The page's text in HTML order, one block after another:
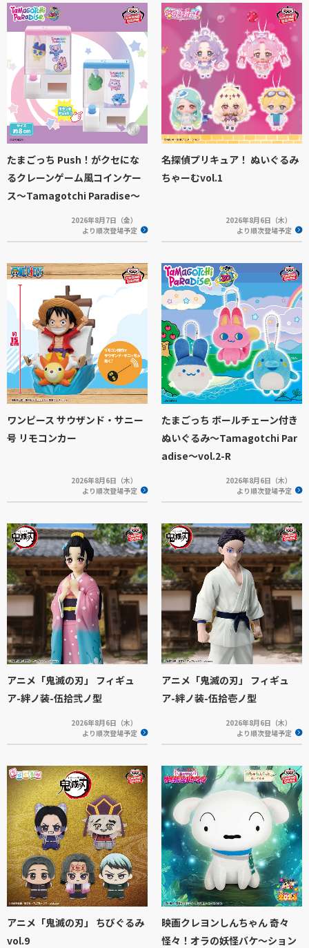
たまごっち Push！がクセにな
るクレーンゲーム風コインケー
ス～Tamagotchi Paradise～
2026年8月7日（金）
より順次登場予定
名探偵プリキュア！ ぬいぐるみ
ちゃーむvol.1
2026年8月6日（木）
より順次登場予定
ワンピース サウザンド・サニー
号 リモコンカー
2026年8月6日（木）
より順次登場予定
たまごっち ボールチェーン付き
ぬいぐるみ～Tamagotchi Par
adise～vol.2-R
2026年8月6日（木）
より順次登場予定
アニメ「鬼滅の刃」 フィギュ
ア-絆ノ装-伍拾弐ノ型
2026年8月6日（木）
より順次登場予定
アニメ「鬼滅の刃」 フィギュ
ア-絆ノ装-伍拾壱ノ型
2026年8月6日（木）
より順次登場予定
アニメ「鬼滅の刃」 ちびぐるみ
vol.9
映画クレヨンしんちゃん 奇々
怪々！オラの妖怪バケ～ション